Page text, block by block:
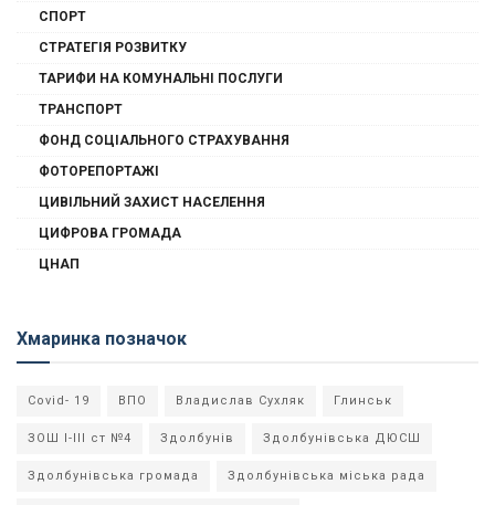
СПОРТ
СТРАТЕГІЯ РОЗВИТКУ
ТАРИФИ НА КОМУНАЛЬНІ ПОСЛУГИ
ТРАНСПОРТ
ФОНД СОЦІАЛЬНОГО СТРАХУВАННЯ
ФОТОРЕПОРТАЖІ
ЦИВІЛЬНИЙ ЗАХИСТ НАСЕЛЕННЯ
ЦИФРОВА ГРОМАДА
ЦНАП
Хмаринка позначок
Covid- 19 ВПО Владислав Сухляк Глинськ
ЗОШ І-ІІІ ст №4 Здолбунів Здолбунівська ДЮСШ
Здолбунівська громада Здолбунівська міська рада